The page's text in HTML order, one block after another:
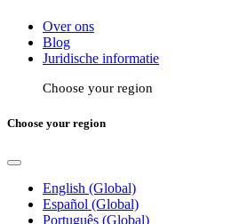
Over ons
Blog
Juridische informatie
Choose your region
Choose your region
English (Global)
Español (Global)
Português (Global)